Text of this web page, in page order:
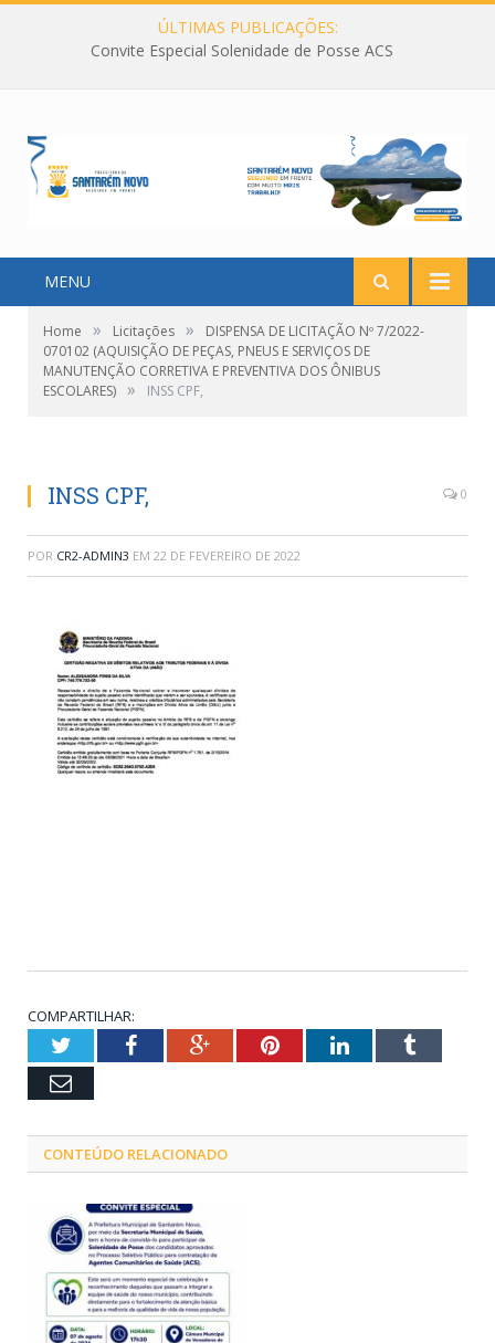
ÚLTIMAS PUBLICAÇÕES:
Convite Especial Solenidade de Posse ACS
MENU
Home » Licitações »
DISPENSA DE LICITAÇÃO Nº 7/2022-
070102 (AQUISIÇÃO DE PEÇAS, PNEUS E SERVIÇOS DE
MANUTENÇÃO CORRETIVA E PREVENTIVA DOS ÔNIBUS
ESCOLARES) » INSS CPF,
INSS CPF, 0
POR CR2-ADMIN3 EM 22 DE FEVEREIRO DE 2022
COMPARTILHAR:
TwitterFacebookGoogle+PinterestLinkedInTumblr
Email
CONTEÚDO RELACIONADO